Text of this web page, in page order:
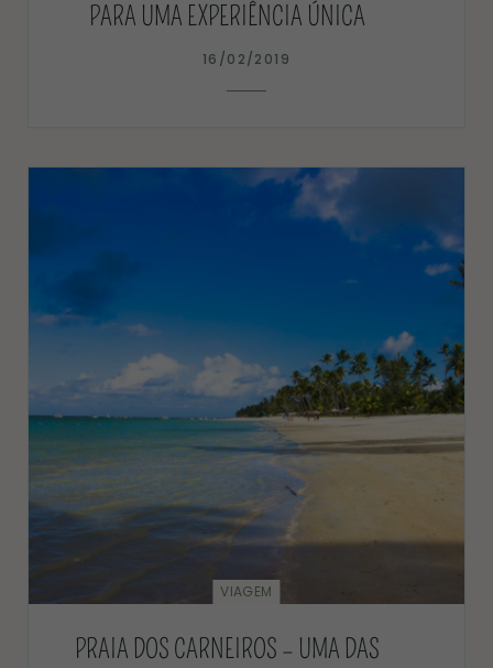
PARA UMA EXPERIÊNCIA ÚNICA
16/02/2019
VIAGEM
PRAIA DOS CARNEIROS – UMA DAS